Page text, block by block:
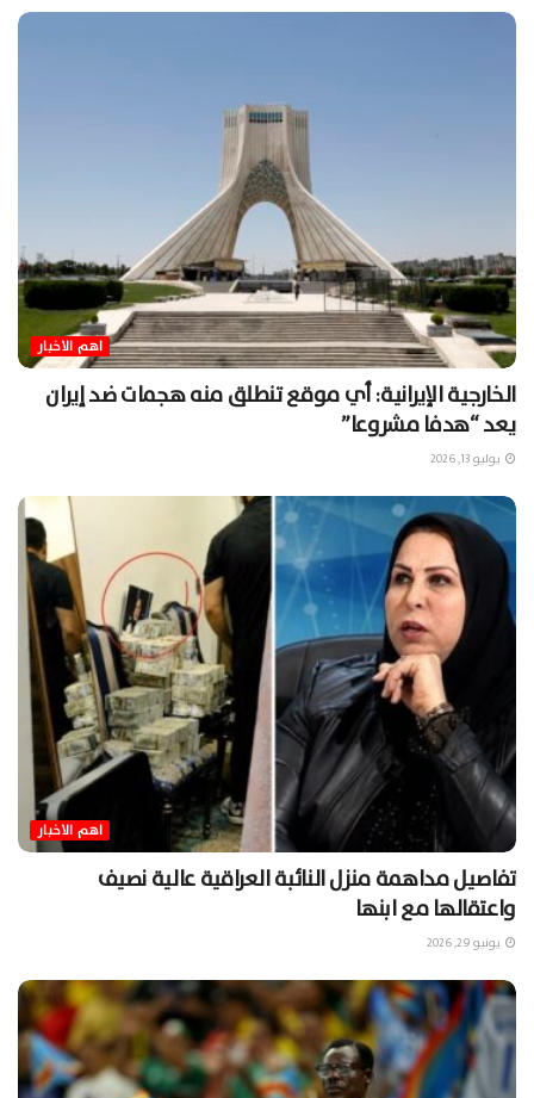
اهم الاخبار
الخارجية الإيرانية: أي موقع تنطلق منه هجمات ضد إيران
يعد “هدفا مشروعا”
يوليو 13, 2026
اهم الاخبار
تفاصيل مداهمة منزل النائبة العراقية عالية نصيف
واعتقالها مع ابنها
يونيو 29, 2026